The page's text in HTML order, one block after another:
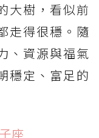
大樹，看似前
走得很穩。隨
、資源與福氣
穩定、富足的
座